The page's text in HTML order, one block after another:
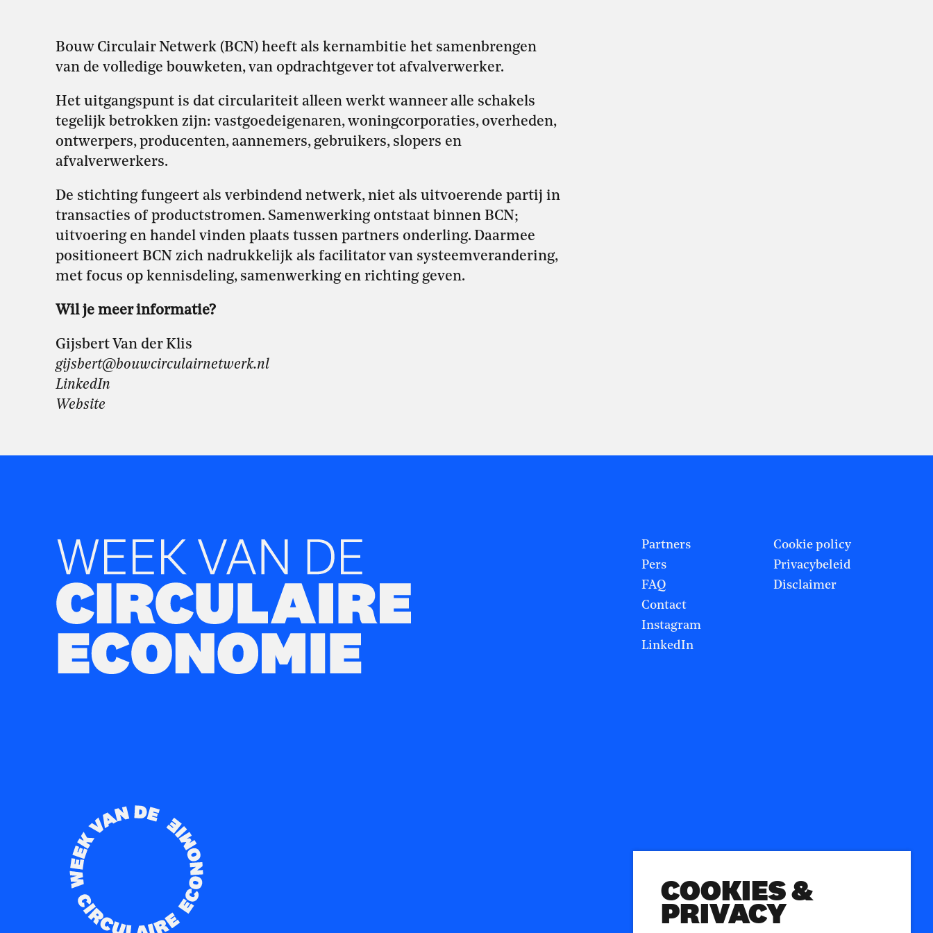
Bouw Circulair Netwerk (BCN) heeft als kernambitie het samenbrengen
van de volledige bouwketen, van opdrachtgever tot afvalverwerker.
Het uitgangspunt is dat circulariteit alleen werkt wanneer alle schakels
tegelijk betrokken zijn: vastgoedeigenaren, woningcorporaties, overheden,
ontwerpers, producenten, aannemers, gebruikers, slopers en
afvalverwerkers.
De stichting fungeert als verbindend netwerk, niet als uitvoerende partij in
transacties of productstromen. Samenwerking ontstaat binnen BCN;
uitvoering en handel vinden plaats tussen partners onderling. Daarmee
positioneert BCN zich nadrukkelijk als facilitator van systeemverandering,
met focus op kennisdeling, samenwerking en richting geven.
Wil je meer informatie?
Gijsbert Van der Klis
gijsbert@bouwcirculairnetwerk.nl
LinkedIn
Website
Partners
Pers
FAQ
Contact
Instagram
LinkedIn
Cookie policy
Privacybeleid
Disclaimer